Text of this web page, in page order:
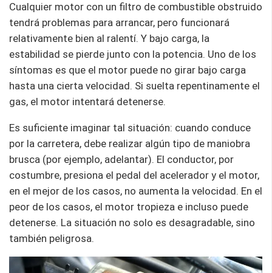
Cualquier motor con un filtro de combustible obstruido
tendrá problemas para arrancar, pero funcionará
relativamente bien al ralentí. Y bajo carga, la
estabilidad se pierde junto con la potencia. Uno de los
síntomas es que el motor puede no girar bajo carga
hasta una cierta velocidad. Si suelta repentinamente el
gas, el motor intentará detenerse.
Es suficiente imaginar tal situación: cuando conduce
por la carretera, debe realizar algún tipo de maniobra
brusca (por ejemplo, adelantar). El conductor, por
costumbre, presiona el pedal del acelerador y el motor,
en el mejor de los casos, no aumenta la velocidad. En el
peor de los casos, el motor tropieza e incluso puede
detenerse. La situación no solo es desagradable, sino
también peligrosa.